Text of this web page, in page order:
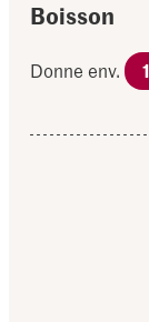
Boisson
Donne env. 1